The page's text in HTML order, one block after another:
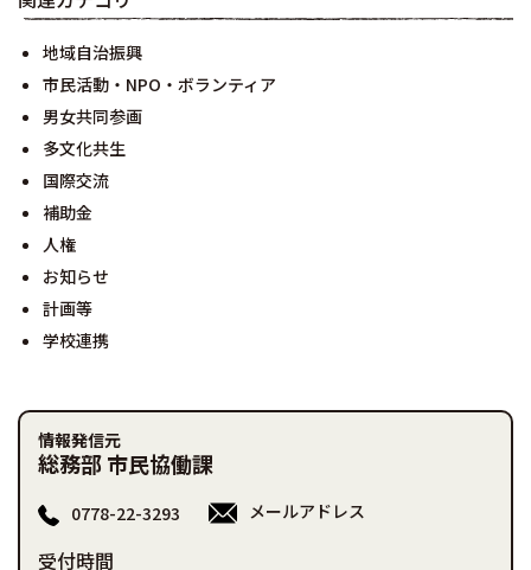
地域自治振興
市民活動・NPO・ボランティア
男女共同参画
多文化共生
国際交流
補助金
人権
お知らせ
計画等
学校連携
情報発信元
総務部 市民協働課
0778-22-3293 メールアドレス
受付時間